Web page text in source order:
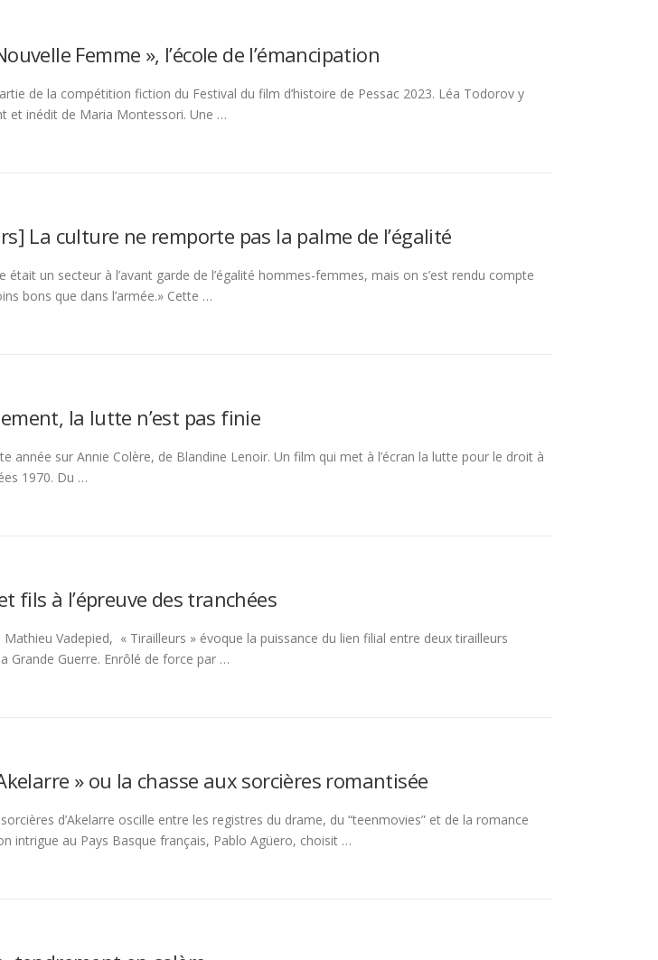
Femme », l’école de l’émancipation
de la compétition fiction du Festival du film d’histoire de Pessac 2023. Léa Todorov y
et inédit de Maria Montessori. Une …
La culture ne remporte pas la palme de l’égalité
était un secteur à l’avant garde de l’égalité hommes-femmes, mais on s’est rendu compte
bons que dans l’armée.» Cette …
la lutte n’est pas finie
année sur Annie Colère, de Blandine Lenoir. Un film qui met à l’écran la lutte pour le droit à
1970. Du …
fils à l’épreuve des tranchées
Vadepied, « Tirailleurs » évoque la puissance du lien filial entre deux tirailleurs
Grande Guerre. Enrôlé de force par …
» ou la chasse aux sorcières romantisée
d’Akelarre oscille entre les registres du drame, du “teenmovies” et de la romance
intrigue au Pays Basque français, Pablo Agüero, choisit …